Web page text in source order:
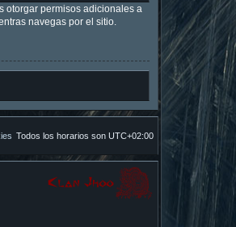
otorgar permisos adicionales a
navegas por el sitio.
Todos los horarios son UTC+02:00